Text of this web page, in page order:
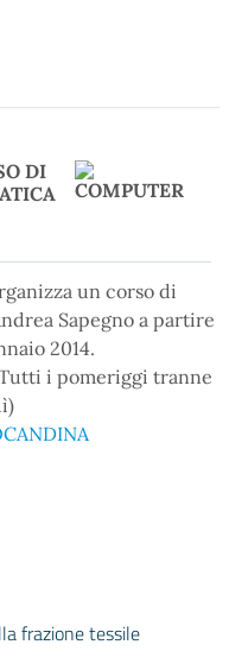
DI
un corso di
Sapegno a partire
2014.
i pomeriggi tranne
frazione tessile